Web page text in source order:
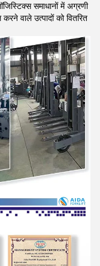
समाधानों में अग्रणी
करने वाले उत्पादों को वितरित